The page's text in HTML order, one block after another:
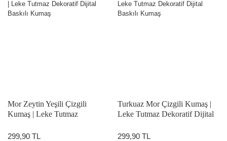
Mor Zeytin Yeşili Çizgili
Kumaş | Leke Tutmaz
299,90 TL
Turkuaz Mor Çizgili Kumaş |
Leke Tutmaz Dekoratif Dijital
299,90 TL